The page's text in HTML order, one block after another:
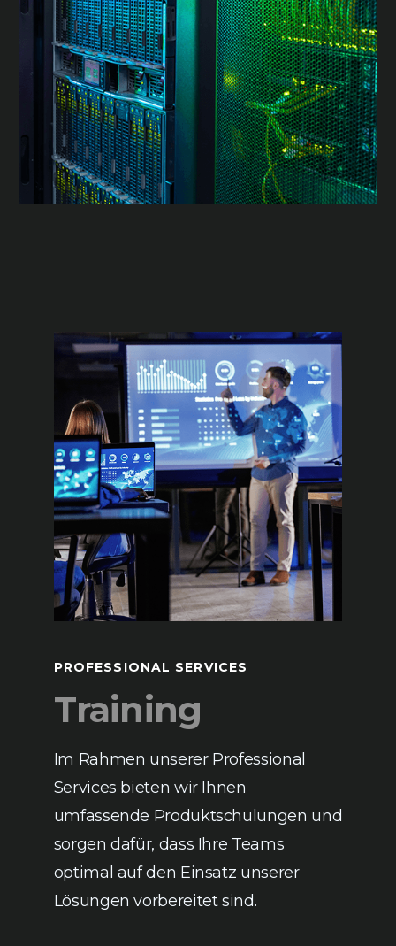
PROFESSIONAL SERVICES
Training
Im Rahmen unserer Professional
Services bieten wir Ihnen
umfassende Produktschulungen und
sorgen dafür, dass Ihre Teams
optimal auf den Einsatz unserer
Lösungen vorbereitet sind.